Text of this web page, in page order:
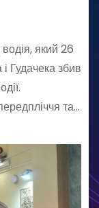
який 26
Гудачека збив
та…